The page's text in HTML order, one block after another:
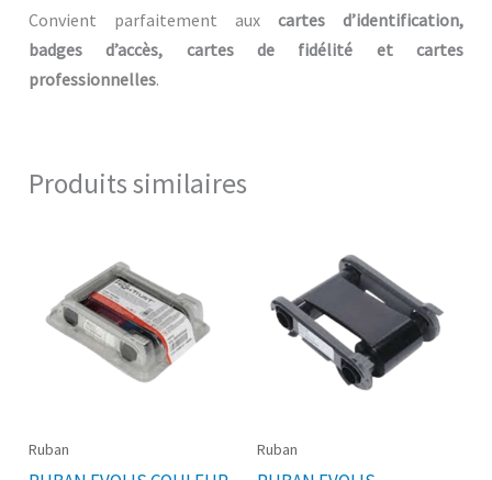
Convient parfaitement aux cartes d’identification,
badges d’accès, cartes de fidélité et cartes
professionnelles.
Produits similaires
Ruban Ruban